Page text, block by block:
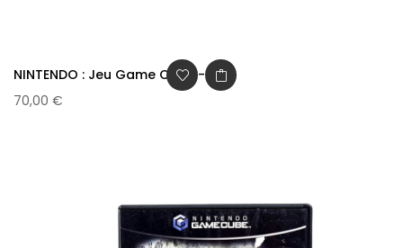
NINTENDO : Jeu Game Cube -...
70,00 €